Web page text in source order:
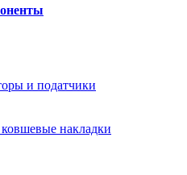
и податчики
накладки